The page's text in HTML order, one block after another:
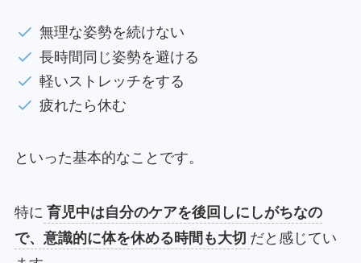
無理な姿勢を続けない
長時間同じ姿勢を避ける
軽いストレッチをする
疲れたら休む
といった基本的なことです。
特に 育児中は自分のケアを後回しにしがちなの
で、意識的に体を休める時間も大切 だと感じてい